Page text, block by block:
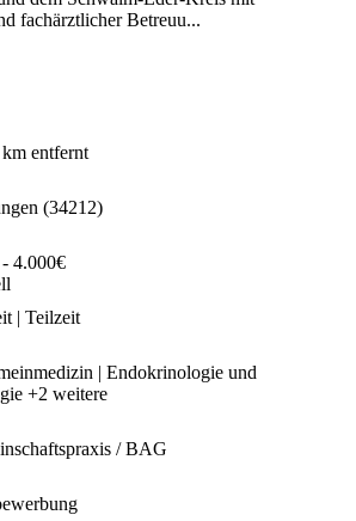
fachärztlicher Betreuu...
entfernt
(34212)
4.000€
| Teilzeit
| Endokrinologie und
+2 weitere
/ BAG